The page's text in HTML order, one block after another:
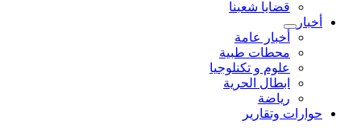
قضايا شعبنا
أخبار
أخبار عامة
محطات طبية
علوم و تکنلوجیا
ابطال الحرية
رياضة
حوارات وتقارير